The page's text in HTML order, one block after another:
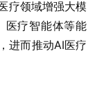
疗领域增强大模
医疗智能体等能
进而推动AI医疗